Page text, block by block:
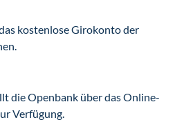
kostenlose Girokonto der
die Openbank über das Online-
Verfügung.